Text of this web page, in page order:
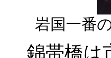
岩国一番
錦帯橋は